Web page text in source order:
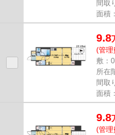
間取
面積
9.8
(管理
敷：
所在
間取
面積
9.8
(管理